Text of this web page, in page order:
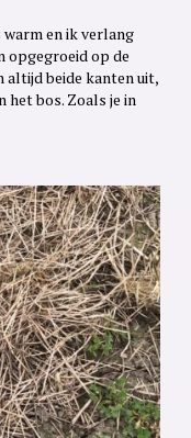
en ik verlang
opgegroeid op de
altijd beide kanten uit,
het bos. Zoals je in